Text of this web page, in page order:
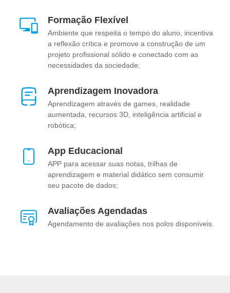
Formação Flexível
Ambiente que respeita o tempo do aluno, incentiva
a reflexão crítica e promove a construção de um
projeto profissional sólido e conectado com as
necessidades da sociedade;
Aprendizagem Inovadora
Aprendizagem através de games, realidade
aumentada, recursos 3D, inteligência artificial e
robótica;
App Educacional
APP para acessar suas notas, trilhas de
aprendizagem e material didático sem consumir
seu pacote de dados;
Avaliações Agendadas
Agendamento de avaliações nos polos disponíveis.